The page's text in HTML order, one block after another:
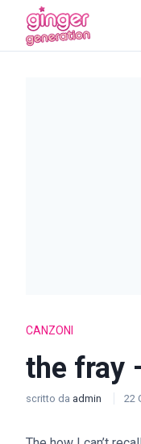
CANZONI
the fray
scritto da admin 22